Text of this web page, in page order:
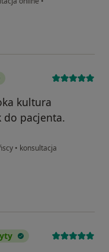
kultura
do pacjenta.
• konsultacja